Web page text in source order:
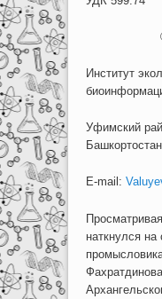
Институт
Уфимский
E-mail:
наткнулся на